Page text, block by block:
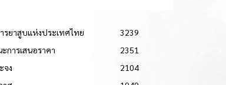
รยาสูบแห่งประเทศไทย
3239
การเสนอราคา
2351
จง
2104